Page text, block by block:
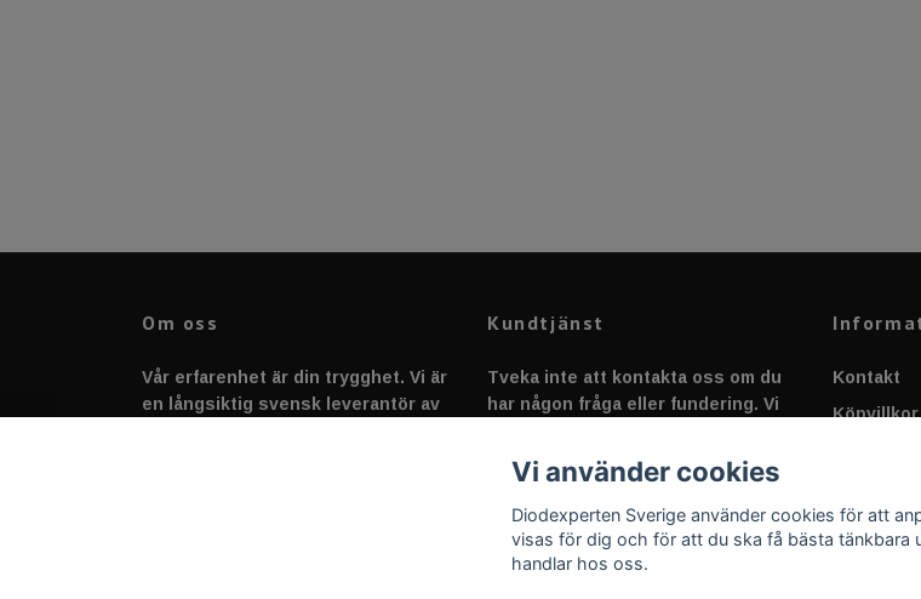
Om oss
Vår erfarenhet är din trygghet. Vi är
en långsiktig svensk leverantör av
Kundtjänst
Tveka inte att kontakta oss om du
har någon fråga eller fundering. Vi
Kontakt
Vi använder cookies
Diodexperten Sverige använder cookies för att
visas för dig och för att du ska få bästa tänkbara
handlar hos oss.